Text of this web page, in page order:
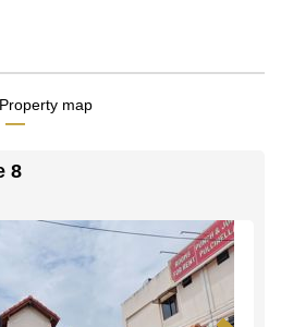
ญญาเช่า 1 ปี และต้องวางเงิน
รัพย์นี้อยู่ภายใต้กรรมสิทธิ์ ชื่อ
รึ่ง
ที่อยู่อาศัยนี้เป็นบ้านในฝันของ
Estate โทร +6638411250
าน:+66807945904 และ LINE:
8